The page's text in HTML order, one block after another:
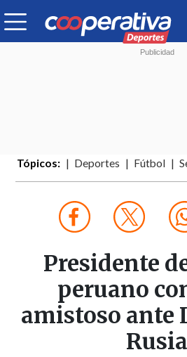
Tópicos: Deportes Fútbol
Presidente
peruano
amistoso ante
Rusia